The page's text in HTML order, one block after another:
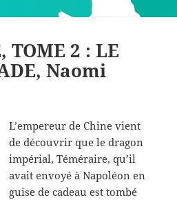
WIDGETS
TOME 2 : LE
Naomi
L’empereur de Chine vient
de découvrir que le dragon
impérial, Téméraire, qu’il
avait envoyé à Napoléon en
guise de cadeau est tombé